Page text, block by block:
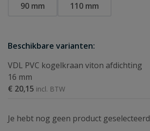
90 mm
110 mm
Beschikbare varianten:
VDL PVC kogelkraan viton afdichting
16 mm
€ 20,15
Je hebt nog geen product geselecteerd